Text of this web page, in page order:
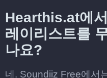
Hearthis.at에
레이리스트를
나요?
네. Soundiiz Free에서